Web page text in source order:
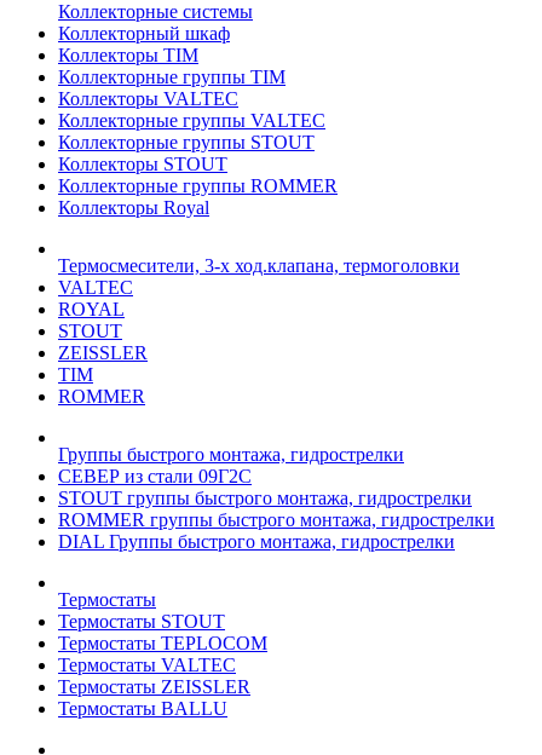
Коллекторные системы
Коллекторный шкаф
Коллекторы TIM
Коллекторные группы TIM
Коллекторы VALTEC
Коллекторные группы VALTEC
Коллекторные группы STOUT
Коллекторы STOUT
Коллекторные группы ROMMER
Коллекторы Royal
Термосмесители, 3-х ход.клапана, термоголовки
VALTEC
ROYAL
STOUT
ZEISSLER
TIM
ROMMER
Группы быстрого монтажа, гидрострелки
СЕВЕР из стали 09Г2С
STOUT группы быстрого монтажа, гидрострелки
ROMMER группы быстрого монтажа, гидрострелки
DIAL Группы быстрого монтажа, гидрострелки
Термостаты
Термостаты STOUT
Термостаты TEPLOCOM
Термостаты VALTEC
Термостаты ZEISSLER
Термостаты BALLU